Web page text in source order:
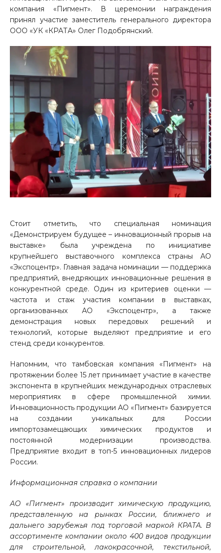
компания «Пигмент». В церемонии награждения
принял участие заместитель генерального директора
ООО «УК «КРАТА» Олег Подобрянский.
Стоит отметить, что специальная номинация
«Демонстрируем будущее – инновационный прорыв на
выставке» была учреждена по инициативе
крупнейшего выставочного комплекса страны АО
«Экспоцентр». Главная задача номинации — поддержка
предприятий, внедряющих инновационные решения в
конкурентной среде. Один из критериев оценки —
частота и стаж участия компании в выставках,
организованных АО «Экспоцентр», а также
демонстрация новых передовых решений и
технологий, которые выделяют предприятие и его
стенд среди конкурентов.
Напомним, что тамбовская компания «Пигмент» на
протяжении более 15 лет принимает участие в качестве
экспонента в крупнейших международных отраслевых
мероприятиях в сфере промышленной химии.
Инновационность продукции АО «Пигмент» базируется
на создании уникальных для России
импортозамещающих химических продуктов и
постоянной модернизации производства.
Предприятие входит в топ-5 инновационных лидеров
России.
Информационная справка о компании
АО «Пигмент» производит химическую продукцию,
представленную на рынках России, ближнего и
дальнего зарубежья под торговой маркой КРАТА. В
ассортименте компании около 400 видов продукции
для строительной, лакокрасочной, текстильной,